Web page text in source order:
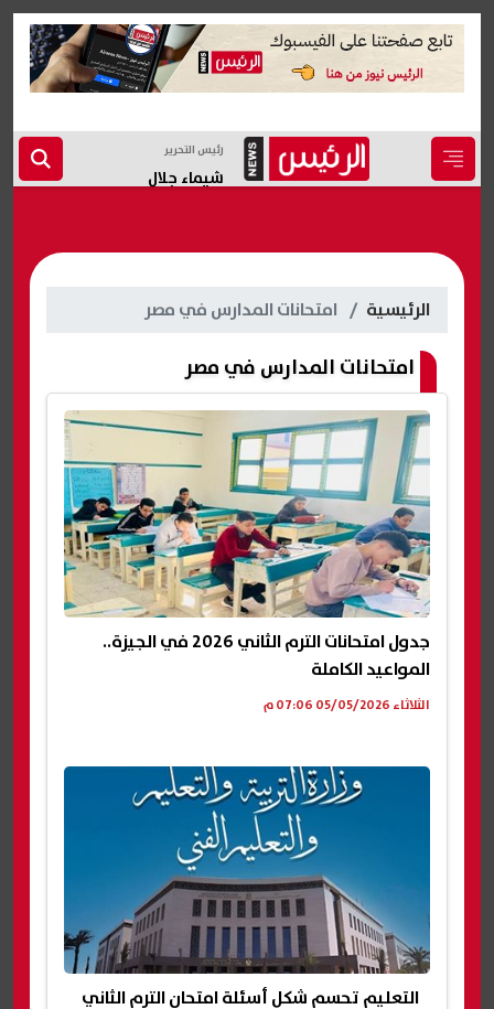
رئيس التحرير
شيماء جلال
الرئيسية امتحانات المدارس في مصر
امتحانات المدارس في مصر
جدول امتحانات الترم الثاني 2026 في الجيزة..
المواعيد الكاملة
الثلاثاء 05/05/2026 07:06 م
التعليم تحسم شكل أسئلة امتحان الترم الثاني